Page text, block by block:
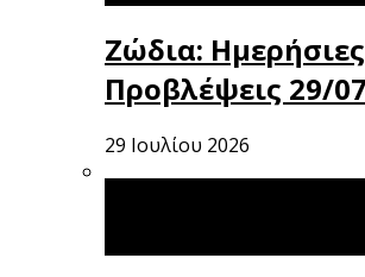
Ζώδια: Ημερήσιες
Προβλέψεις 29/
29 Ιουλίου 2026